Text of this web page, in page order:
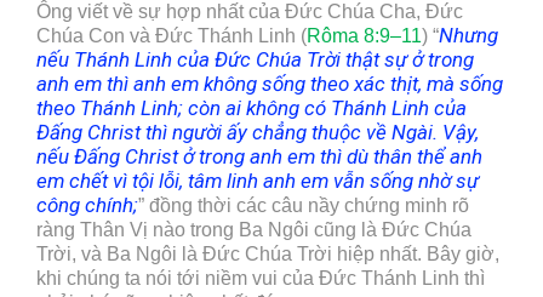
Ông viết về sự hợp nhất của Đức Chúa Cha, Đức
Chúa Con và Đức Thánh Linh (Rôma 8:9–11) “Nhưng
nếu Thánh Linh của Đức Chúa Trời thật sự ở trong
anh em thì anh em không sống theo xác thịt, mà sống
theo Thánh Linh; còn ai không có Thánh Linh của
Đấng Christ thì người ấy chẳng thuộc về Ngài. Vậy,
nếu Đấng Christ ở trong anh em thì dù thân thể anh
em chết vì tội lỗi, tâm linh anh em vẫn sống nhờ sự
công chính;” đồng thời các câu nầy chứng minh rõ
ràng Thân Vị nào trong Ba Ngôi cũng là Đức Chúa
Trời, và Ba Ngôi là Đức Chúa Trời hiệp nhất. Bây giờ,
khi chúng ta nói tới niềm vui của Đức Thánh Linh thì